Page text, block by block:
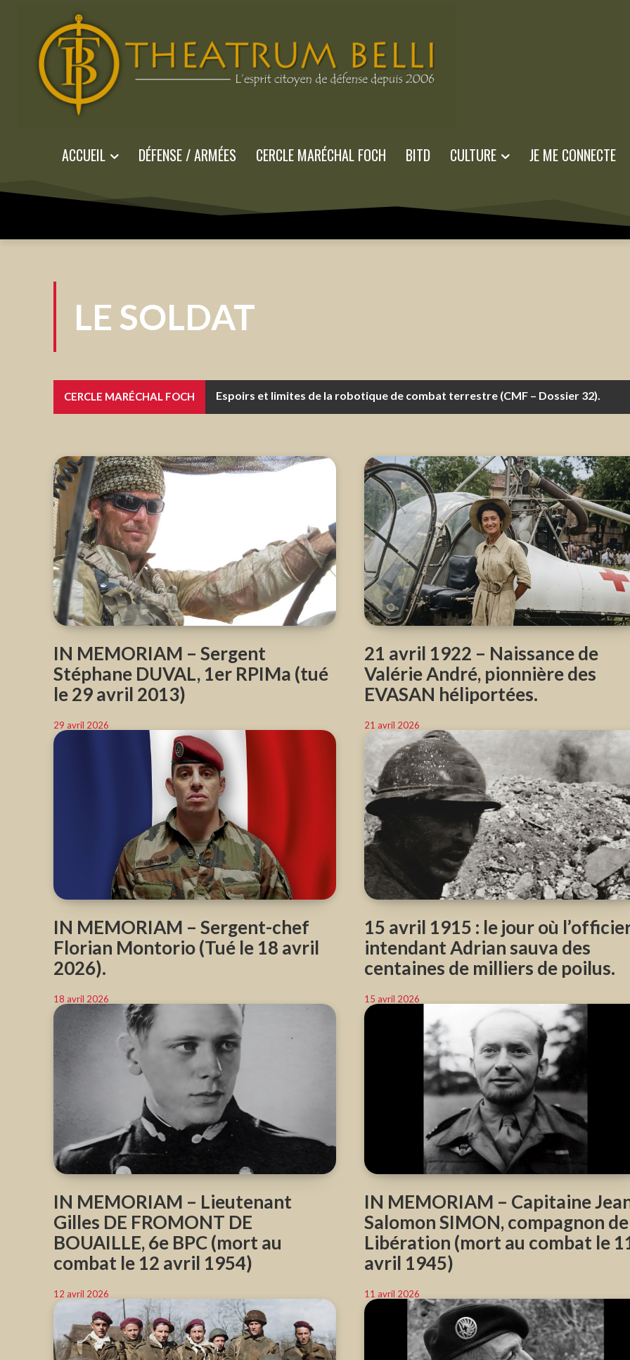
ACCUEIL DÉFENSE / ARMÉES CERCLE MARÉCHAL FOCH BITD CULTURE JE ME CONNECTE
LE SOLDAT
CERCLE MARÉCHAL FOCH Espoirs et limites de la robotique de combat terrestre (CMF – Dossier 32).
Tout chef militaire a, à un moment ou un autre, la vie de ses hommes entre ses
IN MEMORIAM – Sergent
Stéphane DUVAL, 1er RPIMa (tué
le 29 avril 2013)
29 avril 2026
21 avril 1922 – Naissance de
Valérie André, pionnière des
EVASAN héliportées.
21 avril 2026
IN MEMORIAM – Sergent-chef
Florian Montorio (Tué le 18 avril
2026).
18 avril 2026
15 avril 1915 : le jour où
intendant Adrian sauva des
centaines de milliers de poilus.
15 avril 2026
IN MEMORIAM – Lieutenant
Gilles DE FROMONT DE
BOUAILLE, 6e BPC (mort au
combat le 12 avril 1954)
12 avril 2026
IN MEMORIAM – Capitaine
Salomon SIMON, compagnon
Libération (mort au combat le
avril 1945)
11 avril 2026